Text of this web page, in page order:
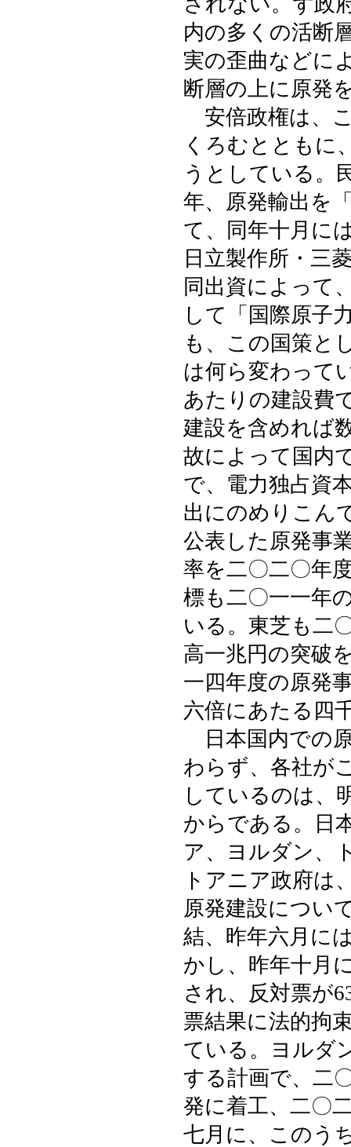
内の多くの活断
実の歪曲などに
断層の上に原発
安倍政権は、
くろむとともに
うとしている。
年、原発輸出を
て、同年十月に
日立製作所・三
同出資によって
して「国際原子
も、この国策と
は何ら変わって
あたりの建設費
建設を含めれば
故によって国内
で、電力独占資
出にのめりこん
公表した原発事
率を二〇二〇年
標も二〇一一年
いる。東芝も二
高一兆円の突破
一四年度の原発
六倍にあたる四
日本国内での
わらず、各社が
しているのは、
からである。日
ア、ヨルダン、
トアニア政府は
原発建設につい
結、昨年六月に
かし、昨年十月
され、反対票が
票結果に法的拘
ている。ヨルダ
する計画で、二
発に着工、二〇
七月に、このう